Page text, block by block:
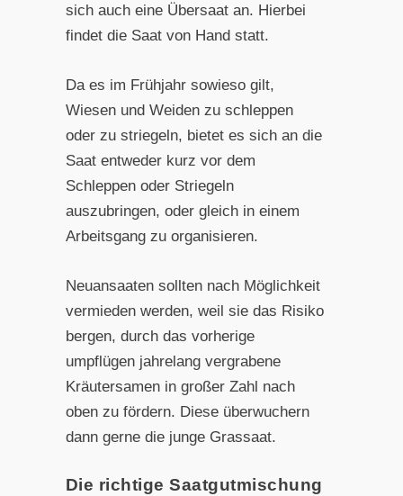
sich auch eine Übersaat an. Hierbei
findet die Saat von Hand statt.
Da es im Frühjahr sowieso gilt,
Wiesen und Weiden zu schleppen
oder zu striegeln, bietet es sich an die
Saat entweder kurz vor dem
Schleppen oder Striegeln
auszubringen, oder gleich in einem
Arbeitsgang zu organisieren.
Neuansaaten sollten nach Möglichkeit
vermieden werden, weil sie das Risiko
bergen, durch das vorherige
umpflügen jahrelang vergrabene
Kräutersamen in großer Zahl nach
oben zu fördern. Diese überwuchern
dann gerne die junge Grassaat.
Die richtige Saatgutmischung